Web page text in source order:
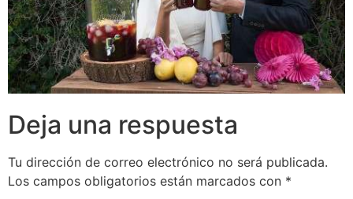
Deja una respuesta
Tu dirección de correo electrónico no será publicada.
Los campos obligatorios están marcados con *